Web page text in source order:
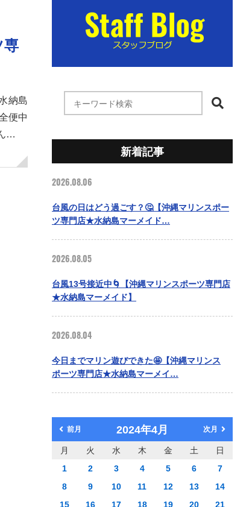
専
納島
便中
…
新着記事
2026.08.06
台風の日はどう過ごす？🤔【沖縄マリンスポー
ツ専門店★水納島マーメイド…
2026.08.05
台風13号接近中🌀【沖縄マリンスポーツ専門店
★水納島マーメイド】
2026.08.04
今日までマリン遊びできた🤩【沖縄マリンス
ポーツ専門店★水納島マーメイ…
前月 2024年4月 次月
月 火 水 木 金 土
日
1
2 3 4 5 6
7
8
9 10 11 12 13
14
15
16 17 18 19 20
21